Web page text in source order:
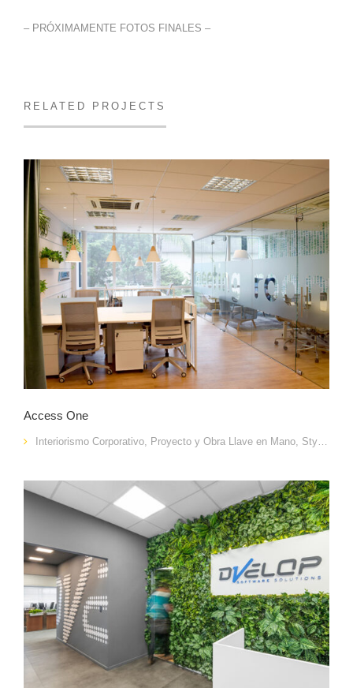
– PRÓXIMAMENTE FOTOS FINALES –
RELATED PROJECTS
Access One
Interiorismo Corporativo, Proyecto y Obra Llave en Mano, Styling